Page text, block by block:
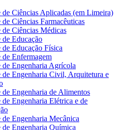
de Ciências Aplicadas (em Limeira)
de Ciências Farmacêuticas
de Ciências Médicas
de Educação
de Educação Física
de Enfermagem
de Engenharia Agrícola
de Engenharia Civil, Arquitetura e
de Engenharia de Alimentos
de Engenharia Elétrica e de
de Engenharia Mecânica
de Engenharia Química